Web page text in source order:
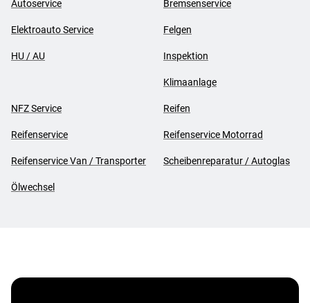
Autoservice Bremsenservice
Elektroauto Service Felgen
HU / AU Inspektion
Klimaanlage
NFZ Service Reifen
Reifenservice Reifenservice Motorrad
Reifenservice Van / Transporter Scheibenreparatur / Autoglas
Ölwechsel